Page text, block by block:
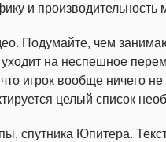
и
Подумайте, чем
на неспешное
игрок вообще ничего
целый список
спутника Юпитера.